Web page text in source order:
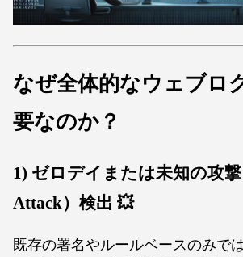
なぜ全体的なウェブロ
要なのか？
1) ゼロデイまたは未知の攻
Attack）検出 💥
既存の署名やルールベースのみで